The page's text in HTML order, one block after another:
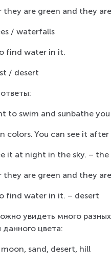
they are green and they
/ waterfalls
find water in it.
/ desert
to swim and sunbathe
colors. You can see it
it at night in the sky. –
they are green and they
find water in it. – desert
увидеть много
данного цвета:
sand, desert, hill